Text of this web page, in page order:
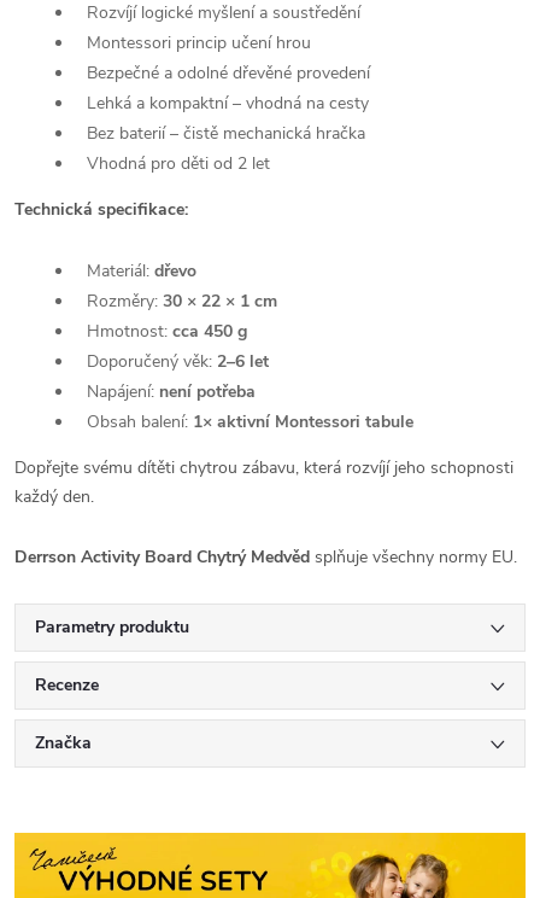
Rozvíjí logické myšlení a soustředění
Montessori princip učení hrou
Bezpečné a odolné dřevěné provedení
Lehká a kompaktní – vhodná na cesty
Bez baterií – čistě mechanická hračka
Vhodná pro děti od 2 let
Technická specifikace:
Materiál: dřevo
Rozměry: 30 × 22 × 1 cm
Hmotnost: cca 450 g
Doporučený věk: 2–6 let
Napájení: není potřeba
Obsah balení: 1× aktivní Montessori tabule
Dopřejte svému dítěti chytrou zábavu, která rozvíjí jeho schopnosti
každý den.
Derrson Activity Board Chytrý Medvěd splňuje všechny normy EU.
Parametry produktu
Recenze
Značka